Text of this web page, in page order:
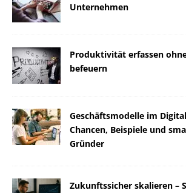
Unternehmen
Produktivität erfassen
befeuern
Geschäftsmodelle im
Chancen, Beispiele und
Gründer
Zukunftssicher skalieren –